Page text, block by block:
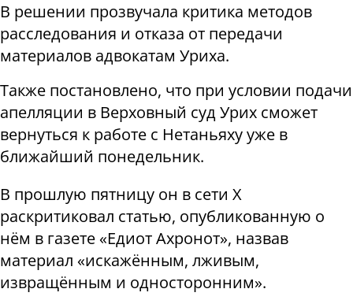
В решении прозвучала критика методов
расследования и отказа от передачи
материалов адвокатам Уриха.
Также постановлено, что при условии подачи
апелляции в Верховный суд Урих сможет
вернуться к работе с Нетаньяху уже в
ближайший понедельник.
В прошлую пятницу он в сети X
раскритиковал статью, опубликованную о
нём в газете «Едиот Ахронот», назвав
материал «искажённым, лживым,
извращённым и односторонним».